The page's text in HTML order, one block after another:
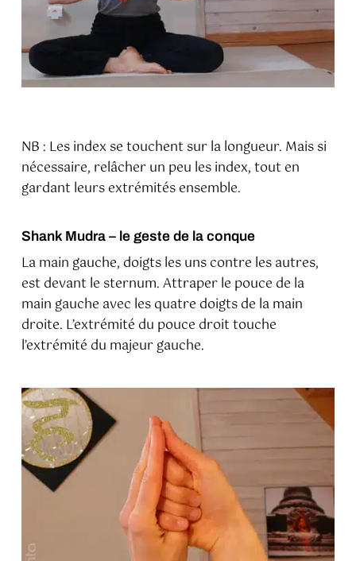
NB : Les index se touchent sur la longueur. Mais si
nécessaire, relâcher un peu les index, tout en
gardant leurs extrémités ensemble.
Shank Mudra – le geste de la conque
La main gauche, doigts les uns contre les autres,
est devant le sternum. Attraper le pouce de la
main gauche avec les quatre doigts de la main
droite. L’extrémité du pouce droit touche
l’extrémité du majeur gauche.